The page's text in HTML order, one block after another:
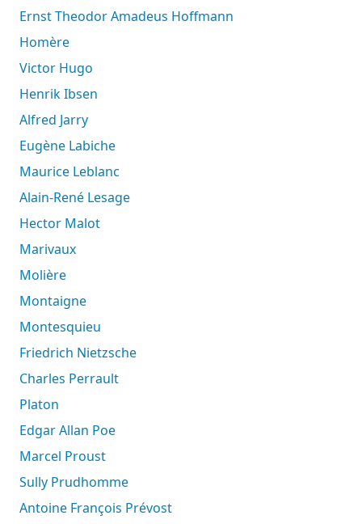
Ernst Theodor Amadeus Hoffmann
Homère
Victor Hugo
Henrik Ibsen
Alfred Jarry
Eugène Labiche
Maurice Leblanc
Alain-René Lesage
Hector Malot
Marivaux
Molière
Montaigne
Montesquieu
Friedrich Nietzsche
Charles Perrault
Platon
Edgar Allan Poe
Marcel Proust
Sully Prudhomme
Antoine François Prévost